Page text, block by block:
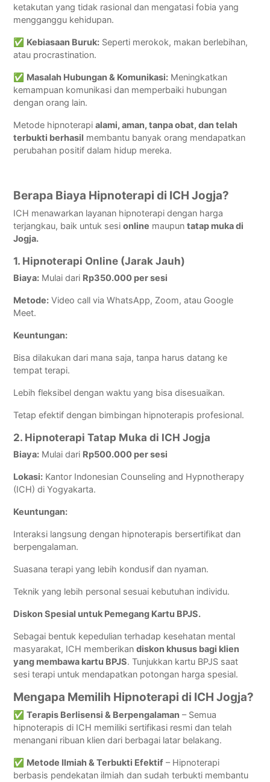
ketakutan yang tidak rasional dan mengatasi fobia yang
mengganggu kehidupan.
✅ Kebiasaan Buruk: Seperti merokok, makan berlebihan,
atau procrastination.
✅ Masalah Hubungan & Komunikasi: Meningkatkan
kemampuan komunikasi dan memperbaiki hubungan
dengan orang lain.
Metode hipnoterapialami, aman, tanpa obat, dan telah
terbukti berhasil membantu banyak orang mendapatkan
perubahan positif dalam hidup mereka.
Berapa Biaya Hipnoterapi di ICH Jogja?
ICH menawarkan layanan hipnoterapi dengan harga
terjangkau, baik untuk sesionline maupuntatap muka di
Jogja.
1. Hipnoterapi Online (Jarak Jauh)
Biaya: Mulai dari Rp350.000 per sesi
Metode: Video call via WhatsApp, Zoom, atau Google
Meet.
Keuntungan:
Bisa dilakukan dari mana saja, tanpa harus datang ke
tempat terapi.
Lebih fleksibel dengan waktu yang bisa disesuaikan.
Tetap efektif dengan bimbingan hipnoterapis profesional.
2. Hipnoterapi Tatap Muka di ICH Jogja
Biaya: Mulai dari Rp500.000 per sesi
Lokasi: Kantor Indonesian Counseling and Hypnotherapy
(ICH) di Yogyakarta.
Keuntungan:
Interaksi langsung dengan hipnoterapis bersertifikat dan
berpengalaman.
Suasana terapi yang lebih kondusif dan nyaman.
Teknik yang lebih personal sesuai kebutuhan individu.
Diskon Spesial untuk Pemegang Kartu BPJS.
Sebagai bentuk kepedulian terhadap kesehatan mental
masyarakat, ICH memberikandiskon khusus bagi klien
yang membawa kartu BPJS. Tunjukkan kartu BPJS saat
sesi terapi untuk mendapatkan potongan harga spesial.
Mengapa Memilih Hipnoterapi di ICH Jogja?
✅Terapis Berlisensi & Berpengalaman – Semua
hipnoterapis di ICH memiliki sertifikasi resmi dan telah
menangani ribuan klien dari berbagai latar belakang.
✅ Metode Ilmiah & Terbukti Efektif – Hipnoterapi
berbasis pendekatan ilmiah dan sudah terbukti membantu